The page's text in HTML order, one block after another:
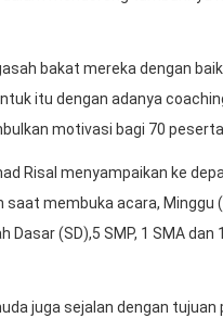
bakat mereka dengan baik.
itu dengan adanya
motivasi bagi 70
Risal menyampaikan ke
saat membuka acara, Minggu
(SD),5 SMP, 1 SMA dan
juga sejalan dengan tujuan